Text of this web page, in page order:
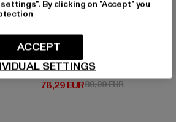
EUR 69,99 EUR
LONSDALE LONDON
Geddington
78,29 EUR
Derzeitiger Preis: 78,29 EUR
89,99 EURAktionspreis:
By clicking on "Accept" you
SETTINGS
ACCEPT